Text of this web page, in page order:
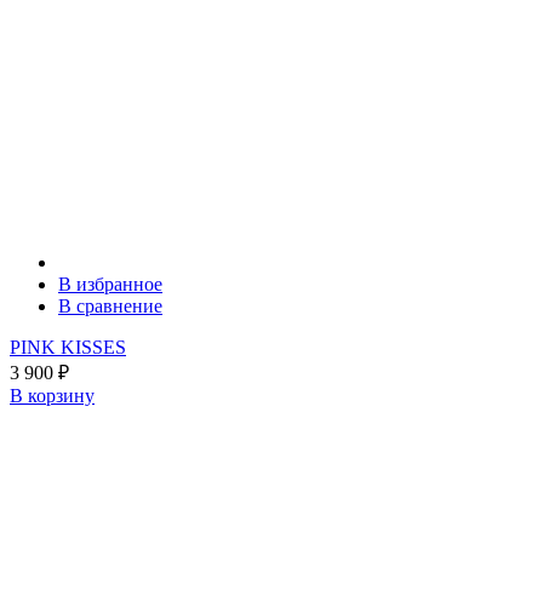
В избранное
В сравнение
PINK KISSES
3 900 ₽
В корзину